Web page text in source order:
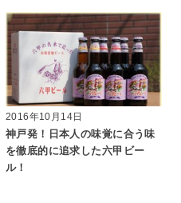
2016年10月14日
神戸発！日本人の味覚に合う味
を徹底的に追求した六甲ビー
ル！